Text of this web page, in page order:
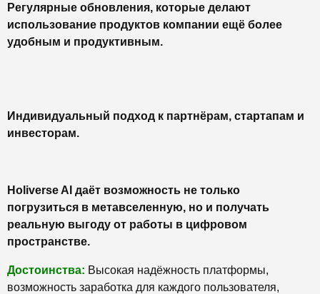
Регулярные обновления, которые делают
использование продуктов компании ещё более
удобным и продуктивным.
Индивидуальный подход к партнёрам, стартапам и
инвесторам.
Holiverse AI даёт возможность не только
погрузиться в метавселенную, но и получать
реальную выгоду от работы в цифровом
пространстве.
Достоинства: Высокая надёжность платформы,
возможность заработка для каждого пользователя,